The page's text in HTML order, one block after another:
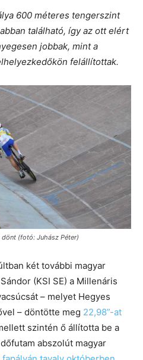
600 méteres tengerszint
található, így az ott elért
jobbak, mint a
felállítottak.
(fotó: Juhász Péter)
két további magyar
(KSI SE) a Millenáris
– melyet Hegyes
– döntötte meg 22,98”-at
szintén ő állította be a
abszolút magyar